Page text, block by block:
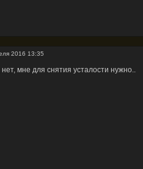
2016 13:35
нет, мне для снятия усталости нужно..